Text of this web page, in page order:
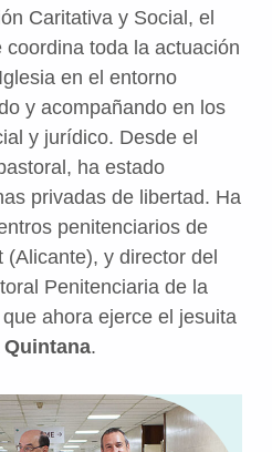
Caritativa y Social, el
toda la actuación
en el entorno
y acompañando en los
y jurídico. Desde el
ha estado
privadas de libertad. Ha
penitenciarios de
(Alicante), y director del
Penitenciaria de la
ahora ejerce el jesuita
.